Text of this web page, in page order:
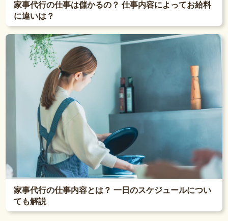
家事代行の仕事は儲かるの？ 仕事内容によってお給料
に違いは？
家事代行の仕事内容とは？ 一日のスケジュールについ
ても解説